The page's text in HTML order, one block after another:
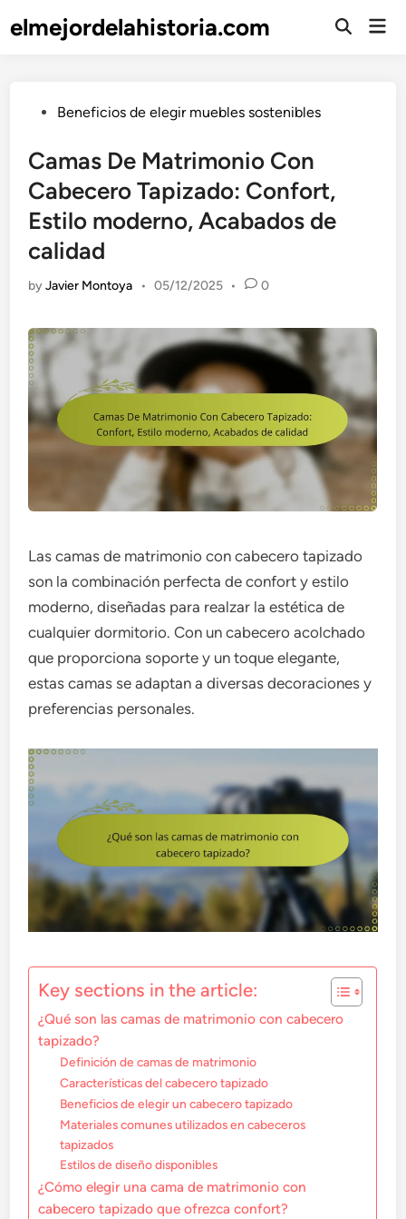
toelmejordelahistoria.com
Open
PostedBeneficios de elegir muebles sostenibles
Camas De Matrimonio Con
Cabecero Tapizado: Confort,
Estilo moderno, Acabados de
calidad
byJavier Montoya • 05/12/2025 • 0
Las camas de matrimonio con cabecero tapizado
son la combinación perfecta de confort y estilo
moderno, diseñadas para realzar la estética de
cualquier dormitorio. Con un cabecero acolchado
que proporciona soporte y un toque elegante,
estas camas se adaptan a diversas decoraciones y
preferencias personales.
Key sections in the article:
¿Qué son las camas de matrimonio con cabecero
tapizado?
Definición de camas de matrimonio
Características del cabecero tapizado
Beneficios de elegir un cabecero tapizado
Materiales comunes utilizados en cabeceros
tapizados
Estilos de diseño disponibles
¿Cómo elegir una cama de matrimonio con
cabecero tapizado que ofrezca confort?